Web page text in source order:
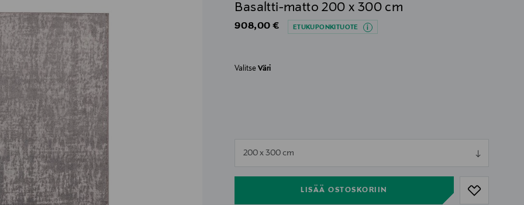
Basaltti-matto 200 x 300 cm
Original Price
908,00 € ETUKUPONKITUOTE
ValitseVäri
200 x 300 cm
LISÄÄ OSTOSKORIIN
null